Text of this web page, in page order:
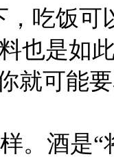
，吃饭
也是如
就可能
。酒是“